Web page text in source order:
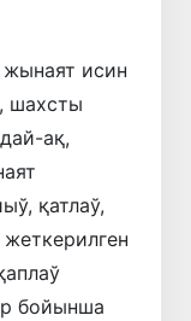
исин
шахсты
ақ,
қатлаў,
бойынша